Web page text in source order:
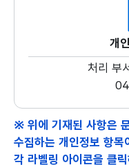
개
처리 부
※ 위에 기재된 사항은
수집하는 개인정보 항
각 라벨링 아이콘을 클